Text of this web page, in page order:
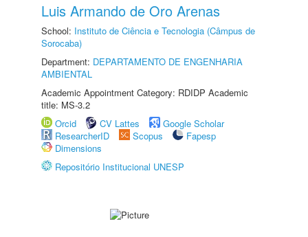
Luis Armando de Oro Arenas
School: Instituto de Ciência e Tecnologia (Câmpus de
Sorocaba)
Department: DEPARTAMENTO DE ENGENHARIA
AMBIENTAL
Academic Appointment Category: RDIDP Academic
title: MS-3.2
Orcid
CV Lattes
Google Scholar
ResearcherID
Scopus
Fapesp
Dimensions
Repositório Institucional UNESP